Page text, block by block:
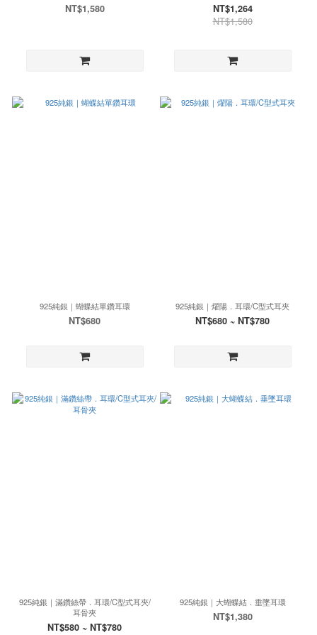
NT$1,580 NT$1,264
NT$1,580
925純銀｜蝴蝶結單鑽耳環
NT$680
925純銀｜燿陽．耳環/C型式耳夾
NT$680 ~ NT$780
925純銀｜滿鑽絲帶．耳環/C型式耳夾/
耳骨夾
NT$580 ~ NT$780
925純銀｜大蝴蝶結．垂墜耳環
NT$1,380